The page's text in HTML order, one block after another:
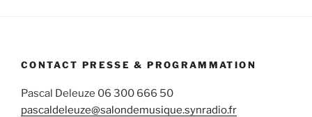
CONTACT PRESSE & PROGRAMMATION
Pascal Deleuze 06 300 666 50
pascaldeleuze@salondemusique.synradio.fr